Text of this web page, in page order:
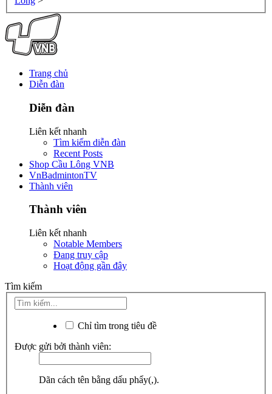
Trang chủ
Diễn đàn
Diễn đàn
Liên kết nhanh
Tìm kiếm diễn đàn
Recent Posts
Shop Cầu Lông VNB
VnBadmintonTV
Thành viên
Thành viên
Liên kết nhanh
Notable Members
Đang truy cập
Hoạt động gần đây
Tìm kiếm
Chỉ tìm trong tiêu đề
Được gửi bởi thành viên:
Dãn cách tên bằng dấu phẩy(,).